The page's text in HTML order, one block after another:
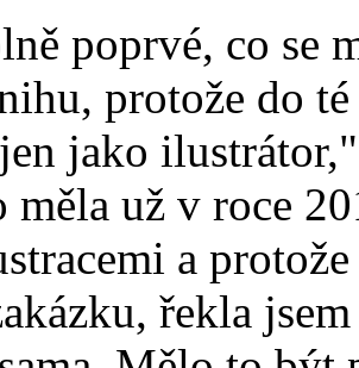
poprvé, co se
protože do
jako
měla už v roce
a
řekla